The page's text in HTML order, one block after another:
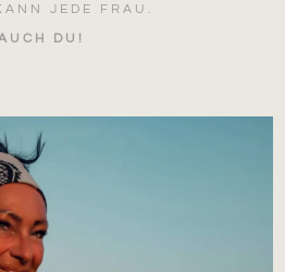
JEDE FRAU.
DU!